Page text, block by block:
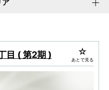
ア
目 ( 第2期 ) あとで見る